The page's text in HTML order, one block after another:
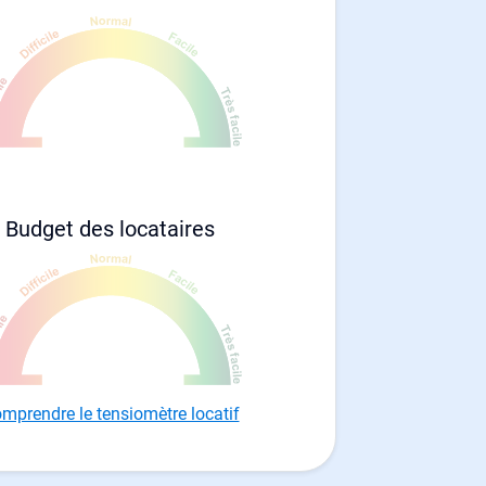
Budget des locataires
le tensiomètre locatif